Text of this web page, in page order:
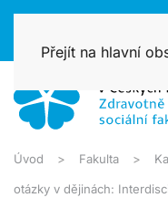
Přejít na hlavní
Úvod Fakulta
otázky v dějinách: